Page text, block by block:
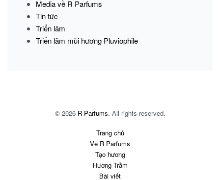
Media về R Parfums
Tin tức
Triển lãm
Triển lãm mùi hương Pluviophile
© 2026 R Parfums. All rights reserved.
Trang chủ
Về R Parfums
Tạo hương
Hương Trầm
Bài viết